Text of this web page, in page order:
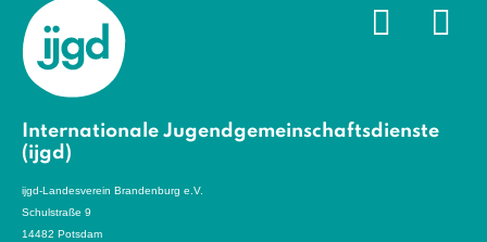
Internationale Jugendgemeinschaftsdienste
(ijgd)
ijgd-Landesverein Brandenburg e.V.
Schulstraße 9
14482 Potsdam